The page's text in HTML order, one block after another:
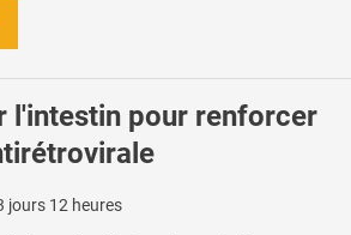
l'intestin pour renforcer
jours 12 heures